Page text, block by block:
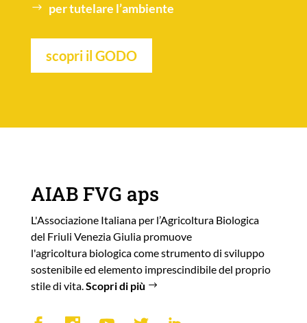
per tutelare l’ambiente
scopri il GODO
AIAB FVG aps
L'Associazione Italiana per l’Agricoltura Biologica
del Friuli Venezia Giulia promuove
l'agricoltura biologica come strumento di sviluppo
sostenibile ed elemento imprescindibile del proprio
stile di vita.Scopri di più